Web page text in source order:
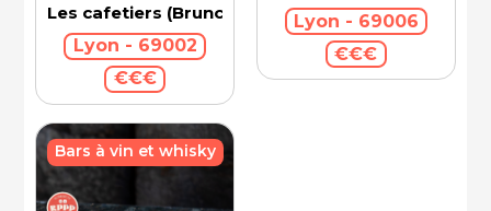
Les cafetiers (Brunch)
Lyon - 69002
€€€
Lyon - 69006
€€€
Bars à vin et whisky